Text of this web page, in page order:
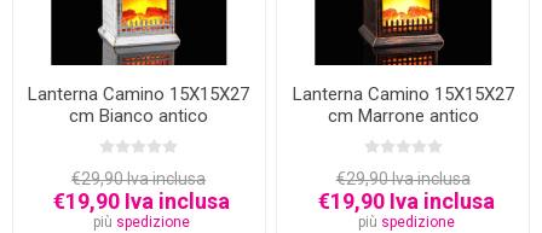
Lanterna Camino 15X15X27
cm Bianco antico
€29,90 Iva inclusa
€19,90 Iva inclusa
più spedizione
Lanterna Camino 15X15X27
cm Marrone antico
€29,90 Iva inclusa
€19,90 Iva inclusa
più spedizione